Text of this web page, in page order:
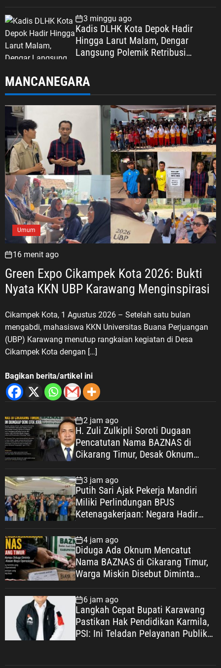
3 minggu ago
Kadis DLHK Kota Depok Hadir
Hingga Larut Malam, Dengar
Langsung Polemik Retribusi
MANCANEGARA
Umum
16 menit ago
Green Expo Cikampek Kota 2026: Bukti
Nyata KKN UBP Karawang Menginspirasi
Cikampek Kota, 1 Agustus 2026 – Setelah satu bulan
mengabdi, mahasiswa KKN Universitas Buana Perjuangan
(UBP) Karawang menutup rangkaian kegiatan di Desa
Cikampek Kota dengan […]
Bagikan berita/artikel ini
2 jam ago
H. Zuli Zulkipli Soroti Dugaan
Pencatutan Nama BAZNAS di
Cikarang Timur, Desak Oknum
3 jam ago
Putih Sari Ajak Pekerja Mandiri
Miliki Perlindungan BPJS
Ketenagakerjaan: Negara Hadir
Kesejahteraan
4 jam ago
Diduga Ada Oknum Mencatut
Nama BAZNAS di Cikarang Timur,
Warga Miskin Disebut Diminta
Operasional
6 jam ago
Langkah Cepat Bupati Karawang
Pastikan Hak Pendidikan Karmila,
PSI: Ini Teladan Pelayanan Publik